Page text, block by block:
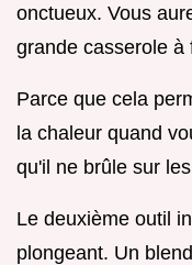
onctueux. Vous
grande casserole à
Parce que cela
la chaleur quand
qu'il ne brûle sur
Le deuxième outil
plongeant. Un